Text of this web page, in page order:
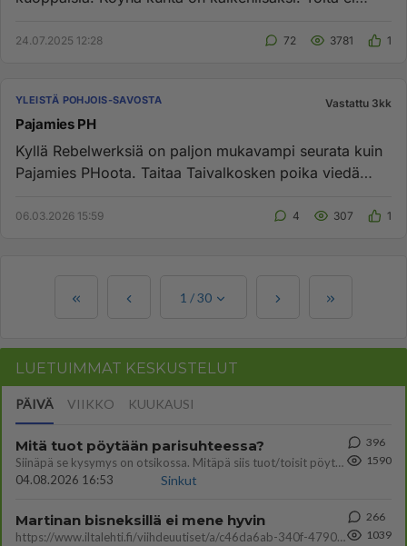
24.07.2025 12:28 72 3781 1
YLEISTÄ POHJOIS-SAVOSTA Vastattu 3kk
Pajamies PH
Kyllä Rebelwerksiä on paljon mukavampi seurata kuin
Pajamies PHoota. Taitaa Taivalkosken poika viedä
06.03.2026 15:59 4 307 1
1 /30
LUETUIMMAT KESKUSTELUT
PÄIVÄ VIIKKO KUUKAUSI
Mitä tuot pöytään parisuhteessa?
Siinäpä se kysymys on otsikossa. Mitäpä siis tuot/toisit pöytään parisuhteessa? Oletko mies vai nainen? Koetko sen mitä
04.08.2026 16:53
Sinkut
396
1590
Martinan bisneksillä ei mene hyvin
https://www.iltalehti.fi/viihdeuutiset/a/c46da6ab-340f-4790-aaa7-0865eed2336 Yrityksen konkurssihakemus on tullut kärä
266
1039